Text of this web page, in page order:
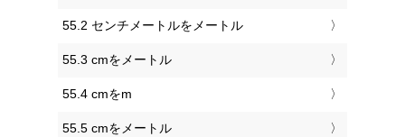
55.2 センチメートルをメートル
55.3 cmをメートル
55.4 cmをm
55.5 cmをメートル